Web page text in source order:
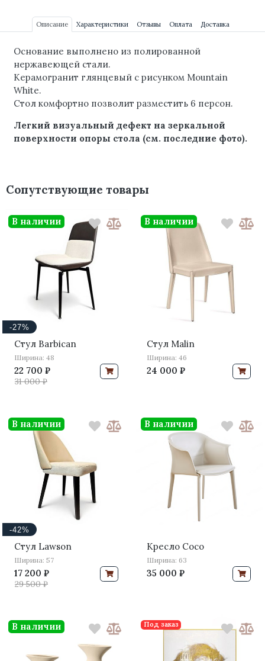
Описание Характеристики Отзывы Оплата Доставка
Основание выполнено из полированной
нержавеющей стали.
Керамогранит глянцевый с рисунком Mountain
White.
Стол комфортно позволит разместить 6 персон.
Легкий визуальный дефект на зеркальной
поверхности опоры стола (см. последние фото).
Сопутствующие товары
-27%
Стул Barbican
Ширина: 48
22 700 ₽
31 000 ₽
В наличии
Стул Malin
Ширина: 46
24 000 ₽
В наличии
-42%
Стул Lawson
Ширина: 57
17 200 ₽
29 500 ₽
В наличии
Кресло Coco
Ширина: 63
35 000 ₽
В наличии
В наличии Под заказ